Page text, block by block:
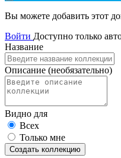
Вы можете добавить этот
Войти Доступно только
Название
Описание (необязательно)
Видно для
Всех
Только мне
Создать коллекцию